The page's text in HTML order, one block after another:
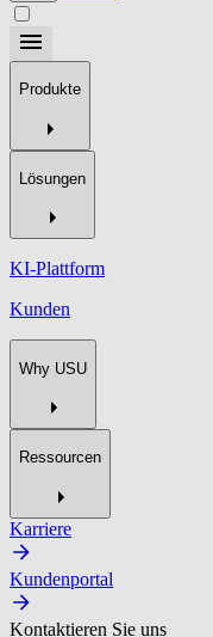
Produkte
Lösungen
KI-Plattform
Kunden
Why USU
Ressourcen
Karriere
Kundenportal
Kontaktieren Sie uns